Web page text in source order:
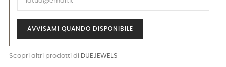
AVVISAMI QUANDO DISPONIBILE
Scopri altri prodotti di DUEJEWELS